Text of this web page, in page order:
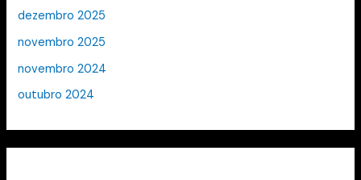
dezembro 2025
novembro 2025
novembro 2024
outubro 2024